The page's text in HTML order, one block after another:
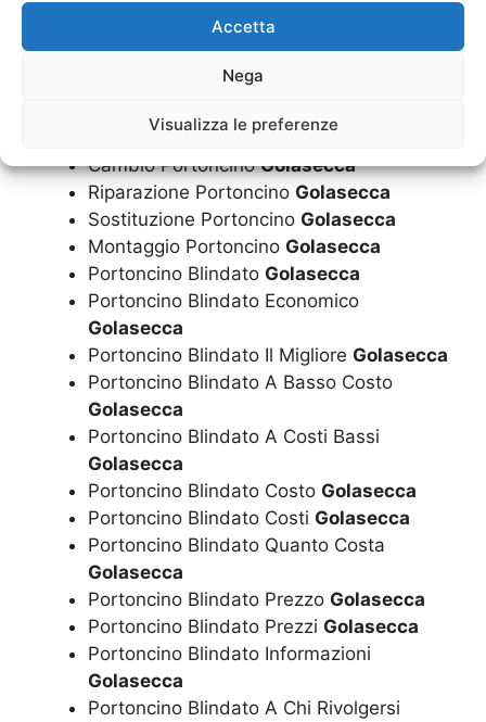
Accetta
Nega
Visualizza le preferenze
Preventivi Portoncino
In Zona PortoncinoGolasecca
Assistenza Portoncino
Installazione Portoncino Golasecca
Cambio PortoncinoGolasecca
Riparazione Portoncino Golasecca
Sostituzione Portoncino Golasecca
Montaggio Portoncino Golasecca
Portoncino Blindato Golasecca
Portoncino Blindato Economico
Golasecca
Portoncino Blindato Il Migliore Golasecca
Portoncino Blindato A Basso Costo
Golasecca
Portoncino Blindato A Costi Bassi
Golasecca
Portoncino Blindato Costo Golasecca
Portoncino Blindato Costi Golasecca
Portoncino Blindato Quanto Costa
Golasecca
Portoncino Blindato Prezzo Golasecca
Portoncino Blindato Prezzi Golasecca
Portoncino Blindato Informazioni
Golasecca
Portoncino Blindato A Chi Rivolgersi